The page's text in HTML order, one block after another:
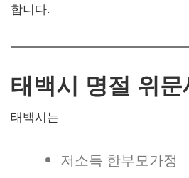
합니다.
태백시 명절 위문
태백시는
저소득 한부모가정